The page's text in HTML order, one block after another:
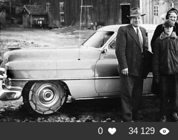
0  34 129 